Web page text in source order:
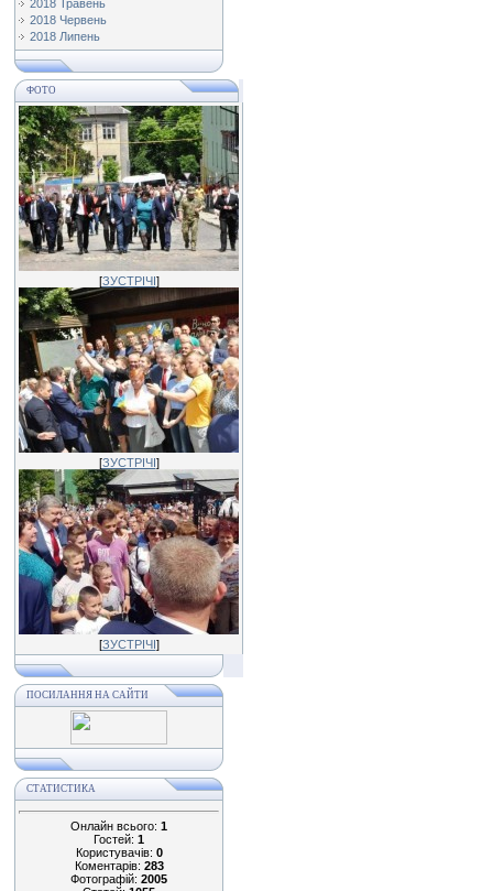
2018 Травень
2018 Червень
2018 Липень
ФОТО
[ЗУСТРІЧІ]
[ЗУСТРІЧІ]
[ЗУСТРІЧІ]
ПОСИЛАННЯ НА САЙТИ
СТАТИСТИКА
Онлайн всього: 1
Гостей: 1
Користувачів: 0
Коментарів: 283
Фотографій: 2005